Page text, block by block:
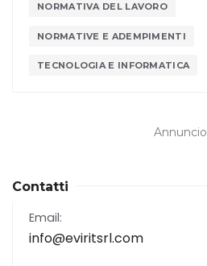
NORMATIVA DEL LAVORO
NORMATIVE E ADEMPIMENTI
TECNOLOGIA E INFORMATICA
Annuncio
Contatti
Email:
info@eviritsrl.com